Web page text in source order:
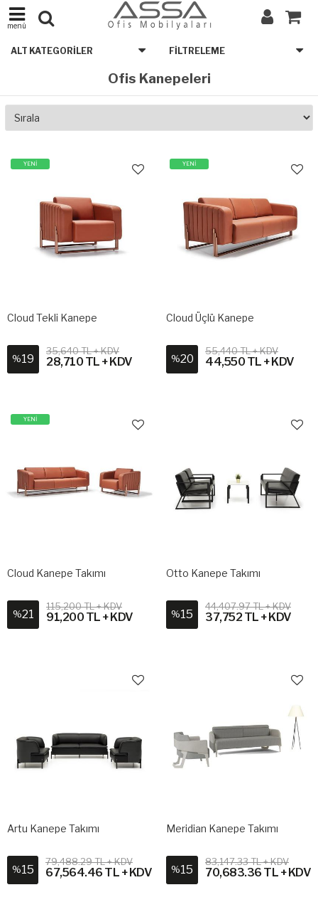
menü
ALT KATEGORILER FILTRELEME
Ofis Kanepeleri
YENİ
Cloud Tekli Kanepe
%19
35,640 TL + KDV
28,710 TL + KDV
YENİ
Cloud Üçlü Kanepe
%20
55,440 TL + KDV
44,550 TL + KDV
YENİ
Cloud Kanepe Takımı
%21
115,200 TL + KDV
91,200 TL + KDV
Otto Kanepe Takımı
%15
44,407.97 TL + KDV
37,752 TL + KDV
Artu Kanepe Takımı
%15
79,488.29 TL + KDV
67,564.46 TL + KDV
Meridian Kanepe Takımı
%15
83,147.33 TL + KDV
70,683.36 TL + KDV